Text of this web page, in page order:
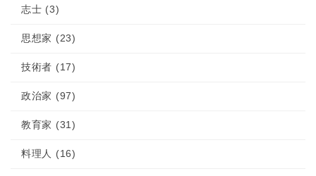
志士 (3)
思想家 (23)
技術者 (17)
政治家 (97)
教育家 (31)
料理人 (16)